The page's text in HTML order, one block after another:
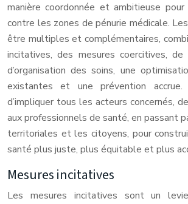
manière coordonnée et ambitieuse
contre les zones de pénurie médicale.
être multiples et complémentaires,
incitatives, des mesures coercitives,
d’organisation des soins, une
existantes et une prévention
d’impliquer tous les acteurs concernés,
aux professionnels de santé, en passant
territoriales et les citoyens, pour
santé plus juste, plus équitable et plus
Mesures incitatives
Les mesures incitatives sont un